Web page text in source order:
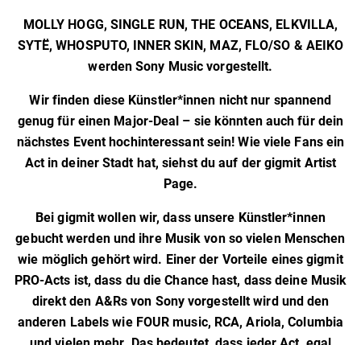
MOLLY HOGG, SINGLE RUN, THE OCEANS, ELKVILLA,
SYTË, WHOSPUTO, INNER SKIN, MAZ, FLO/SO & AEIKO
werden Sony Music vorgestellt.
Wir finden diese Künstler*innen nicht nur spannend
genug für einen Major-Deal – sie könnten auch für dein
nächstes Event hochinteressant sein! Wie viele Fans ein
Act in deiner Stadt hat, siehst du auf der gigmit Artist
Page.
Bei gigmit wollen wir, dass unsere Künstler*innen
gebucht werden und ihre Musik von so vielen Menschen
wie möglich gehört wird. Einer der Vorteile eines gigmit
PRO-Acts ist, dass du die Chance hast, dass deine Musik
direkt den A&Rs von Sony vorgestellt wird und den
anderen Labels wie FOUR music, RCA, Ariola, Columbia